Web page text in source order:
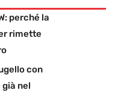
perché la
rimette
con
già nel